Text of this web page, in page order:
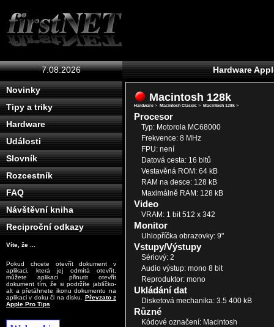
7.08.2026
Novinky
Tipy a triky
Hardware
Události
Slovník
Rozcestník
FAQ
Návštěvní kniha
Reciproční odkazy
Víte, že ...
Pokud chcete otevřít dokument v
aplikaci, která jej odmítá otevřít,
můžete aplikaci přinutit otevřít
dokument tím, že si podržíte jablíčko-
alt a přetáhnete ikonu dokumentu na
aplikaci v doku či na disku. Převzato z
Apple Pro Tips
Hardware
Macintosh 128k
Hardware> Macintosh Classic> Macintosh 128k>
Procesor
Typ: Motorola MC68000
Frekvence: 8 MHz
FPU: není
Datová cesta: 16 bitů
Vestavěná ROM: 64 kB
RAM na desce: 128 kB
Maximálně RAM: 128 kB
Video
VRAM: 1 bit 512 x 342
Monitor
Uhlopříčka obrazovky: 9"
Vstupy/Výstupy
Sériový: 2
Audio výstup: mono 8 bit
Reproduktor: mono
Ukládání dat
Disketová mechanika: 3.5 400 kB
Různé
Kódové označení: Macintosh